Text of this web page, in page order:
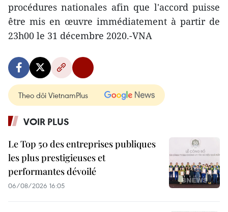
procédures nationales afin que l'accord puisse
être mis en œuvre immédiatement à partir de
23h00 le 31 décembre 2020.-VNA
Theo dõi VietnamPlus
VOIR PLUS
Le Top 50 des entreprises publiques
les plus prestigieuses et
performantes dévoilé
06/08/2026 16:05